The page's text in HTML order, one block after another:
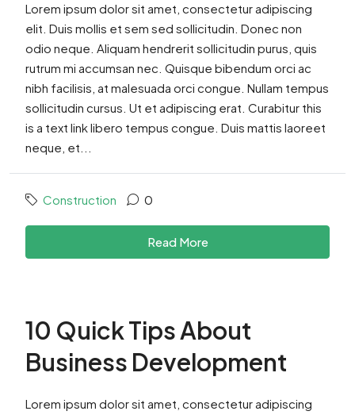
Lorem ipsum dolor sit amet, consectetur adipiscing
elit. Duis mollis et sem sed sollicitudin. Donec non
odio neque. Aliquam hendrerit sollicitudin purus, quis
rutrum mi accumsan nec. Quisque bibendum orci ac
nibh facilisis, at malesuada orci congue. Nullam tempus
sollicitudin cursus. Ut et adipiscing erat. Curabitur this
is a text link libero tempus congue. Duis mattis laoreet
neque, et...
Construction 0
Read More
10 Quick Tips About
Business Development
Lorem ipsum dolor sit amet, consectetur adipiscing